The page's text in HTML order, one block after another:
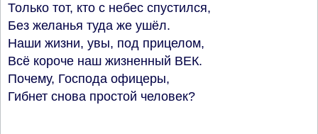
Только тот, кто с небес спустился,
Без желанья туда же ушёл.
Наши жизни, увы, под прицелом,
Всё короче наш жизненный ВЕК.
Почему, Господа офицеры,
Гибнет снова простой человек?